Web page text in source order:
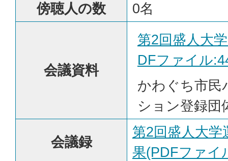
傍聴人の数
0名
会議資料
第2回盛人大
DFファイル
かわぐち市民
ション登録団
会議録
第2回盛人大学
果(PDFファイ